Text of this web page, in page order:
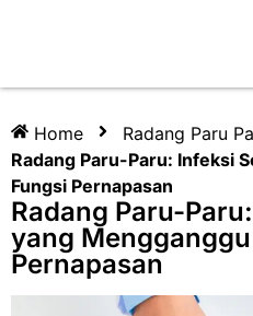
Home
Radang Paru
Radang Paru-Paru: Infeksi
Fungsi Pernapasan
Radang Paru-
yang
Pernapasan